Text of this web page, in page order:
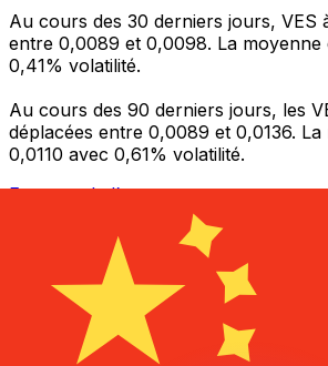
Au cours des 30 derniers jours, VES
entre 0,0089 et 0,0098. La moyenne
0,41% volatilité.
Au cours des 90 derniers jours, les
déplacées entre 0,0089 et 0,0136.
0,0110 avec 0,61% volatilité.
Envoyer de l’argent
Gérez votre argent et vos
êtes en déplacement
L'application Xe réunit toutes les
nécessaires pour vos transferts
et la gestion de vos devises.